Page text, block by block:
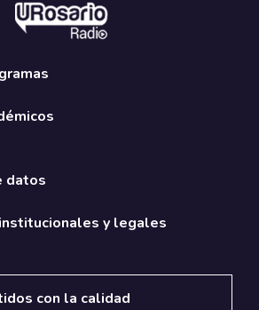
datos
y legales
con la calidad